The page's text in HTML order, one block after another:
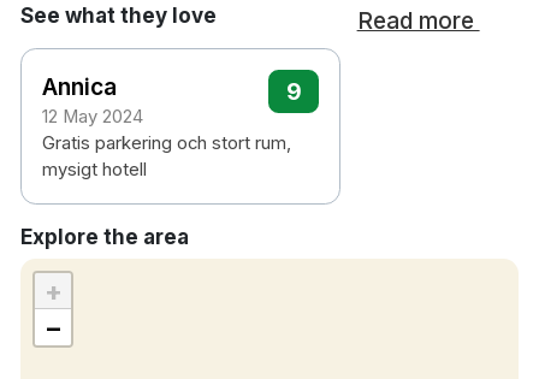
See what they love Read more
Annica
12 May 2024
9
Gratis parkering och stort rum,
mysigt hotell
Explore the area
+
−